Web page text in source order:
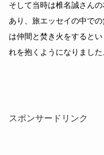
そして当時は椎名誠さん
あり、旅エッセイの中で
は仲間と焚き火をすると
れを抱くようになりました
スポンサードリンク